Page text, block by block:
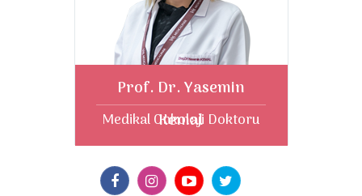
Prof. Dr. Yasemin
Kemal
Medikal Onkoloji Doktoru